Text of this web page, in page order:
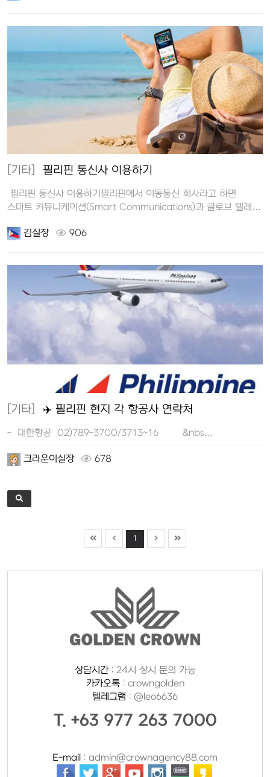
[기타] 필리핀 통신사 이용하기
필리핀 통신사 이용하기필리핀에서 이동통신 회사라고 하면
스마트 커뮤니케이션(Smart Communications)과 글로브 텔레콤
김실장
906
[기타] ✈️ 필리핀 현지 각 항공사 연락처
- 대한항공 02)789-3700/3713~16 &nbs…
크라운이실장 678
1
상담시간: 24시 상시 문의 가능
카카오톡: crowngolden
텔레그램 : @leo6636
T. +63 977 263 7000
E-mail : admin@crownagency88.com